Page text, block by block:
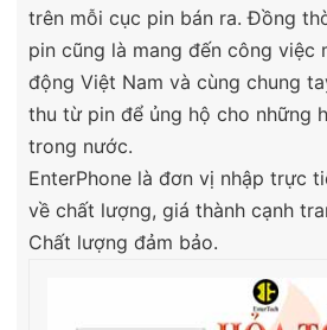
trên mỗi cục pin bán ra. Đồng
pin cũng là mang đến công việc
động Việt Nam và cùng chung
thu từ pin để ủng hộ cho những
trong nước.
EnterPhone là đơn vị nhập trực
về chất lượng, giá thành cạnh
Chất lượng đảm bảo.